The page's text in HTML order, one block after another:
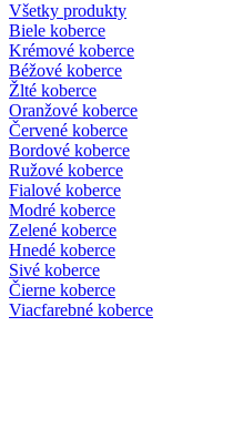
Všetky produkty
Biele koberce
Krémové koberce
Béžové koberce
Žlté koberce
Oranžové koberce
Červené koberce
Bordové koberce
Ružové koberce
Fialové koberce
Modré koberce
Zelené koberce
Hnedé koberce
Sivé koberce
Čierne koberce
Viacfarebné koberce